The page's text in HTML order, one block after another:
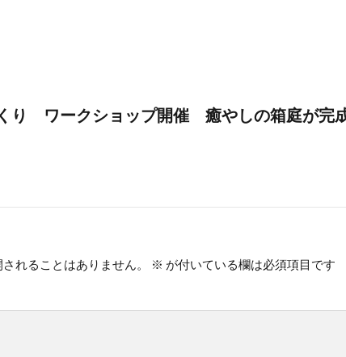
り ワークショップ開催 癒やしの箱庭が完
れることはありません。 ※ が付いている欄は必須項目です